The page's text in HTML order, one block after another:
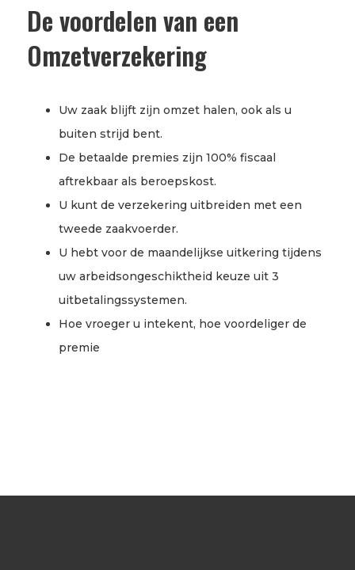
De voordelen van een
Omzetverzekering
Uw zaak blijft zijn omzet halen, ook als u
buiten strijd bent.
De betaalde premies zijn 100% fiscaal
aftrekbaar als beroepskost.
U kunt de verzekering uitbreiden met een
tweede zaakvoerder.
U hebt voor de maandelijkse uitkering tijdens
uw arbeidsongeschiktheid keuze uit 3
uitbetalingssystemen.
Hoe vroeger u intekent, hoe voordeliger de
premie